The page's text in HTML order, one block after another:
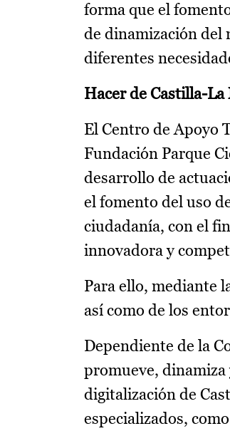
forma que el
de dinamización del
diferentes
Hacer de Castilla-
El Centro de Apoyo
Fundación Parque
desarrollo de
el fomento del uso
ciudadanía, con el
innovadora y
Para ello, mediante
así como de los
Dependiente de la
promueve, dinamiza
digitalización de
especializados,